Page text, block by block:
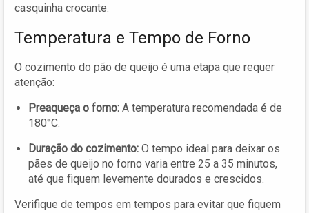
casquinha crocante.
Temperatura e Tempo de Forno
O cozimento do pão de queijo é uma etapa que requer
atenção:
Preaqueça o forno: A temperatura recomendada é de
180°C.
Duração do cozimento: O tempo ideal para deixar os
pães de queijo no forno varia entre 25 a 35 minutos,
até que fiquem levemente dourados e crescidos.
Verifique de tempos em tempos para evitar que fiquem